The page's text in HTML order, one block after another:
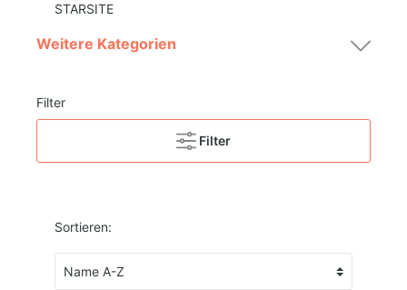
STARSITE
Weitere Kategorien
Filter
Filter
Sortieren: